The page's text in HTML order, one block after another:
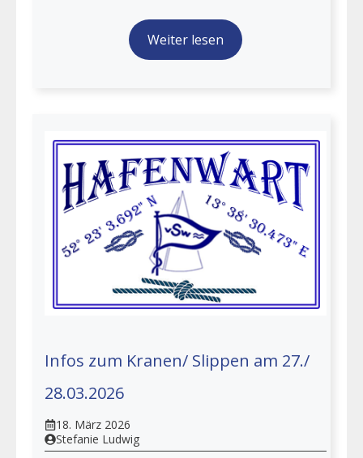
Weiter lesen
Infos zum Kranen/ Slippen am 27./
28.03.2026
18. März 2026
Stefanie Ludwig